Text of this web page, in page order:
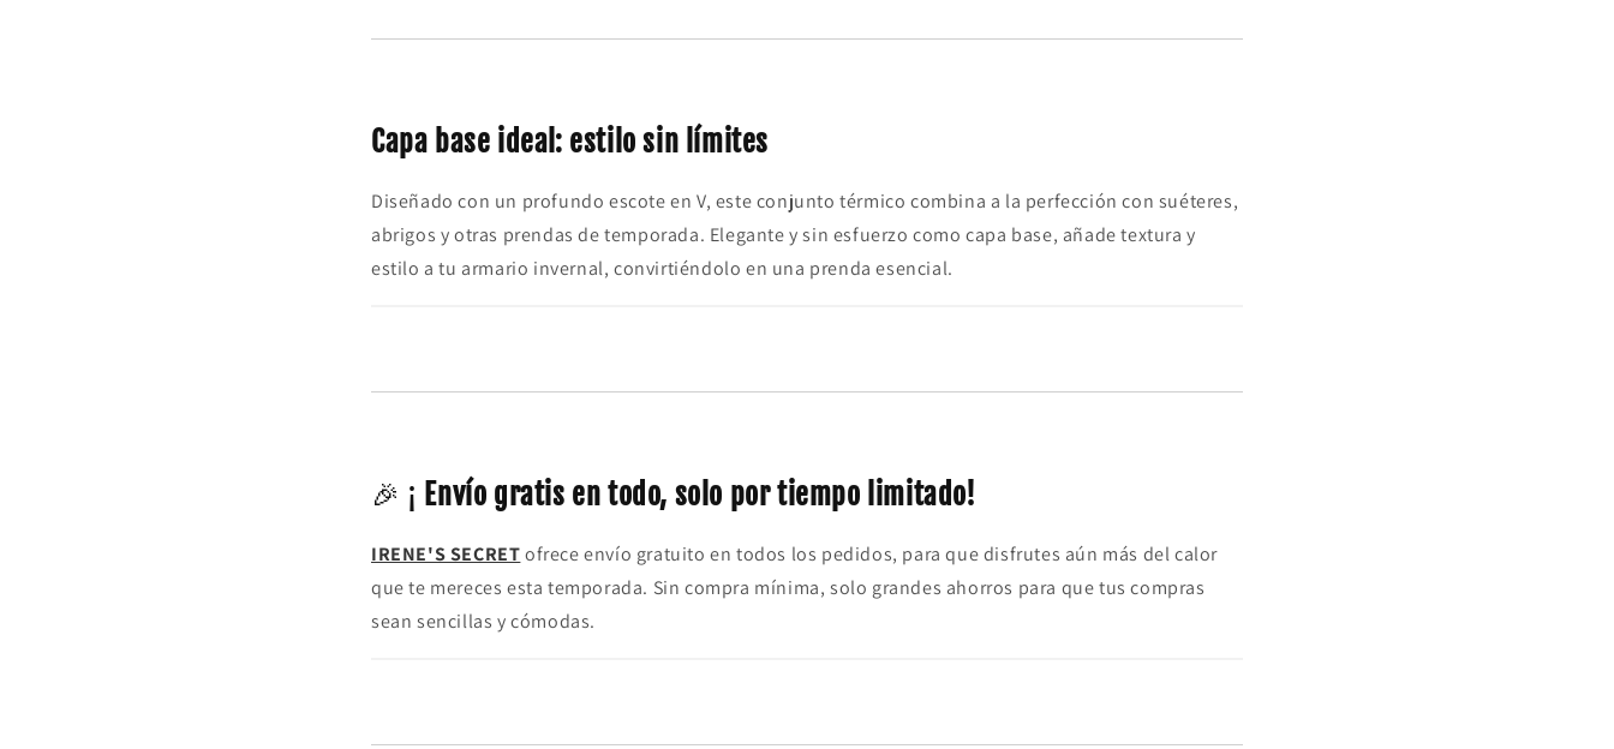
Capa base ideal: estilo sin límites
Diseñado con un profundo escote en V, este conjunto térmico combina a la perfección con suéteres,
abrigos y otras prendas de temporada. Elegante y sin esfuerzo como capa base, añade textura y
estilo a tu armario invernal, convirtiéndolo en una prenda esencial.
🎉 ¡ Envío gratis en todo, solo por tiempo limitado!
IRENE'S SECRETofrece envío gratuito en todos los pedidos, para que disfrutes aún más del calor
que te mereces esta temporada. Sin compra mínima, solo grandes ahorros para que tus compras
sean sencillas y cómodas.